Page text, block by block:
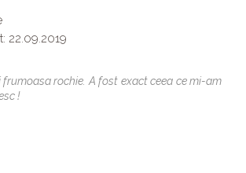
22.09.2019
rochie. A fost exact ceea ce mi-am
!